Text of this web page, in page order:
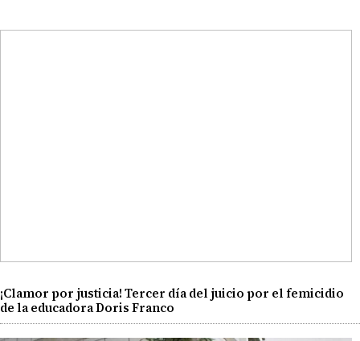
¡Clamor por justicia! Tercer día del juicio por el femicidio
de la educadora Doris Franco